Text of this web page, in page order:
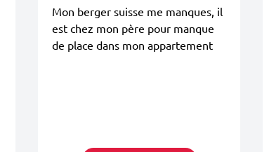
Mon berger suisse me manques, il
est chez mon père pour manque
de place dans mon appartement